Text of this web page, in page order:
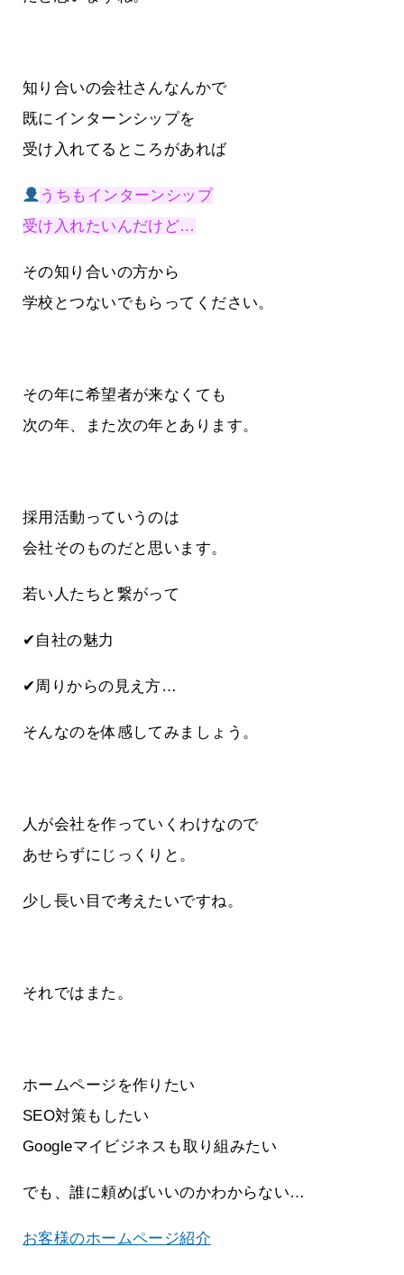
知り合いの会社さんなんかで
既にインターンシップを
受け入れてるところがあれば
うちもインターンシップ
受け入れたいんだけど…
その知り合いの方から
学校とつないでもらってください。
その年に希望者が来なくても
次の年、また次の年とあります。
採用活動っていうのは
会社そのものだと思います。
若い人たちと繋がって
✔自社の魅力
✔周りからの見え方…
そんなのを体感してみましょう。
人が会社を作っていくわけなので
あせらずにじっくりと。
少し長い目で考えたいですね。
それではまた。
ホームページを作りたい
SEO対策もしたい
Googleマイビジネスも取り組みたい
でも、誰に頼めばいいのかわからない…
お客様のホームページ紹介